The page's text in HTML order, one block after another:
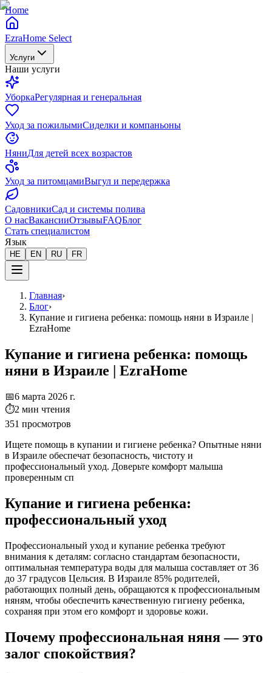
Home
EzraHome Select
Услуги
Наши услуги
УборкаРегулярная и генеральная
Уход за пожилымиСиделки и компаньоны
НяниДля детей всех возрастов
Уход за питомцамиВыгул и передержка
СадовникиСад и системы полива
О насВакансииОтзывыFAQБлог
Стать специалистом
Язык
HE EN RU FR
Главная›
Блог›
Купание и гигиена ребенка: помощь няни в Израиле |
EzraHome
Купание и гигиена ребенка: помощь
няни в Израиле | EzraHome
📅6 марта 2026 г.
⏱2 мин чтения
351 просмотров
Ищете помощь в купании и гигиене ребенка? Опытные няни
в Израиле обеспечат безопасность, чистоту и
профессиональный уход. Доверьте комфорт малыша
проверенным сп
Купание и гигиена ребенка:
профессиональный уход
Профессиональный уход и купание ребенка требуют
внимания к деталям: согласно стандартам безопасности,
оптимальная температура воды для малыша составляет от 36
до 37 градусов Цельсия. В Израиле 85% родителей,
работающих полный день, обращаются к профессиональным
няням, чтобы обеспечить качественную гигиену ребенка,
сохраняя при этом его комфорт и здоровье кожи.
Почему профессиональная няня — это
залог спокойствия?